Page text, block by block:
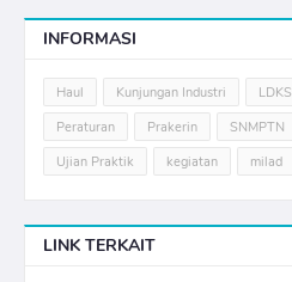
INFORMASI
Haul Kunjungan Industri LDKS
Peraturan
Prakerin SNMPTN
Ujian Praktik
kegiatan milad
LINK TERKAIT